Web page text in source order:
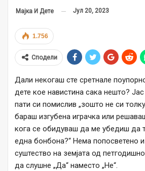
Мајка И Дете Јул 20, 2023
1.756
Сподели
Дали некогаш сте сретнале
дете кое навистина сака нешто?
пати си помислив „зошто не си
бараш изгубена играчка или
кога се обидуваш да ме убедиш да
една бонбона?“ Нема попосветено
суштество на земјата од
да слушне „Да“ наместо „Не“.